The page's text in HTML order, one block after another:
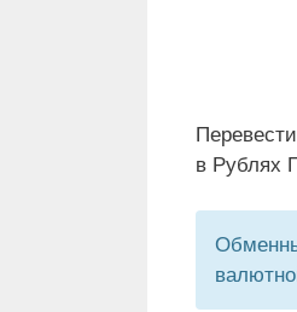
в Рублях